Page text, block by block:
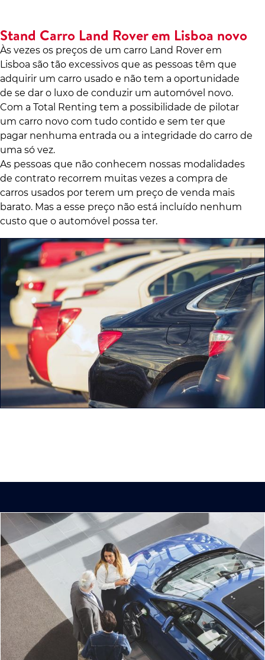
Stand Carro Land Rover em Lisboa novo
Às vezes os preços de um carro Land Rover em
Lisboa são tão excessivos que as pessoas têm que
adquirir um carro usado e não tem a oportunidade
de se dar o luxo de conduzir um automóvel novo.
Com a Total Renting tem a possibilidade de pilotar
um carro novo com tudo contido e sem ter que
pagar nenhuma entrada ou a integridade do carro de
uma só vez.
As pessoas que não conhecem nossas modalidades
de contrato recorrem muitas vezes a compra de
carros usados por terem um preço de venda mais
barato. Mas a esse preço não está incluído nenhum
custo que o automóvel possa ter.